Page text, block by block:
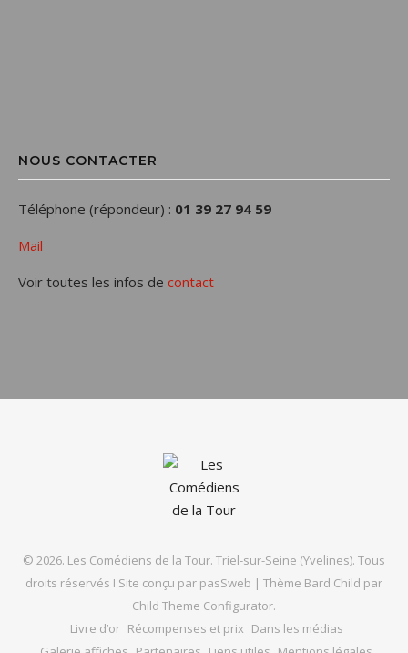
NOUS CONTACTER
Téléphone (répondeur) : 01 39 27 94 59
Mail
Voir toutes les infos de contact
© 2026. Les Comédiens de la Tour. Triel-sur-Seine (Yvelines). Tous
droits réservés I Site conçu par pasSweb | Thème Bard Child par
Child Theme Configurator.
Livre d’or Récompenses et prix Dans les médias